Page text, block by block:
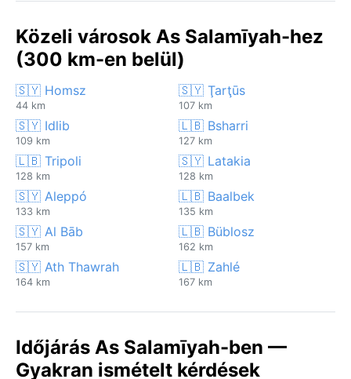
Közeli városok As Salamīyah-hez
(300 km-en belül)
🇸🇾 Homsz
44 km
🇸🇾 Ţarţūs
107 km
🇸🇾 Idlib
109 km
🇱🇧 Bsharri
127 km
🇱🇧 Tripoli
128 km
🇸🇾 Latakia
128 km
🇸🇾 Aleppó
133 km
🇱🇧 Baalbek
135 km
🇸🇾 Al Bāb
157 km
🇱🇧 Büblosz
162 km
🇸🇾 Ath Thawrah
164 km
🇱🇧 Zahlé
167 km
Időjárás As Salamīyah-ben —
Gyakran ismételt kérdések